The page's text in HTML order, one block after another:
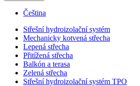
Čeština
Střešní hydroizolační systém
Mechanicky kotvená střecha
Lepená střecha
Přitížená střecha
Balkón a terasa
Zelená střecha
Střešní hydroizolační systém TPO